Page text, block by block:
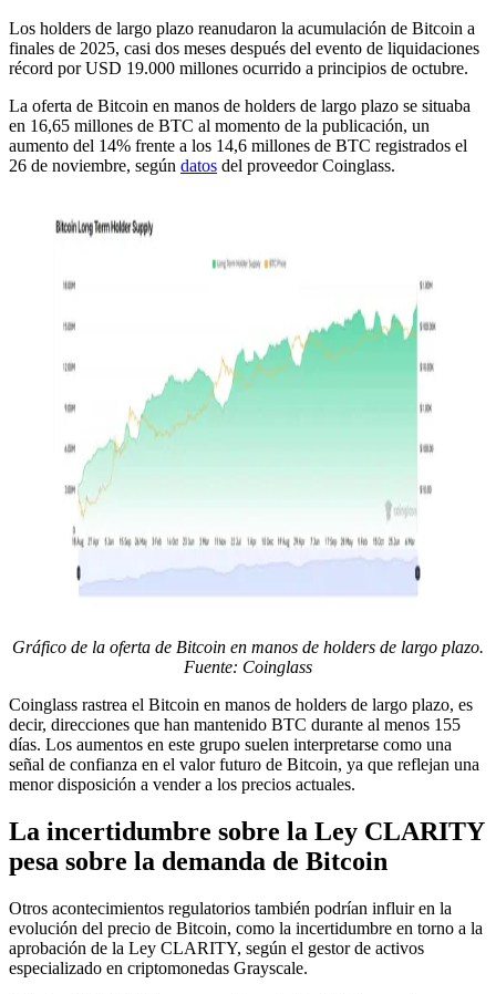
Los holders de largo plazo reanudaron la acumulación de Bitcoin a
finales de 2025, casi dos meses después del evento de liquidaciones
récord por USD 19.000 millones ocurrido a principios de octubre.
La oferta de Bitcoin en manos de holders de largo plazo se situaba
en 16,65 millones de BTC al momento de la publicación, un
aumento del 14% frente a los 14,6 millones de BTC registrados el
26 de noviembre, según datos del proveedor Coinglass.
Gráfico de la oferta de Bitcoin en manos de holders de largo plazo.
Fuente: Coinglass
Coinglass rastrea el Bitcoin en manos de holders de largo plazo, es
decir, direcciones que han mantenido BTC durante al menos 155
días. Los aumentos en este grupo suelen interpretarse como una
señal de confianza en el valor futuro de Bitcoin, ya que reflejan una
menor disposición a vender a los precios actuales.
La incertidumbre sobre la Ley CLARITY
pesa sobre la demanda de Bitcoin
Otros acontecimientos regulatorios también podrían influir en la
evolución del precio de Bitcoin, como la incertidumbre en torno a la
aprobación de la Ley CLARITY, según el gestor de activos
especializado en criptomonedas Grayscale.